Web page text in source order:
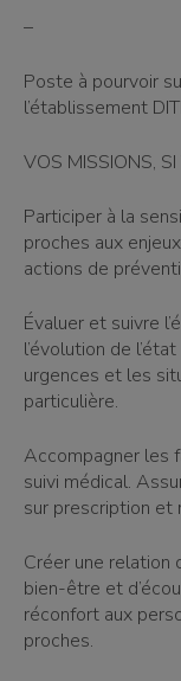
–
Poste à pourvoir
l’établissement
VOS MISSIONS,
Participer à la
proches aux
actions de
Évaluer et suivre
l’évolution de
urgences et les
particulière.
Accompagner les
suivi médical.
sur prescription et
Créer une relation
bien-être et
réconfort aux
proches.